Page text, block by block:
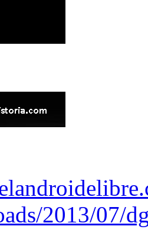
2013/07/